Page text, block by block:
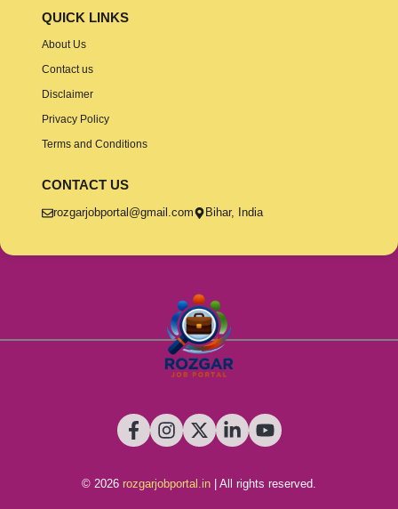
QUICK LINKS
About Us
Contact us
Disclaimer
Privacy Policy
Terms and Conditions
CONTACT US
rozgarjobportal@gmail.com Bihar, India
© 2026 rozgarjobportal.in | All rights reserved.